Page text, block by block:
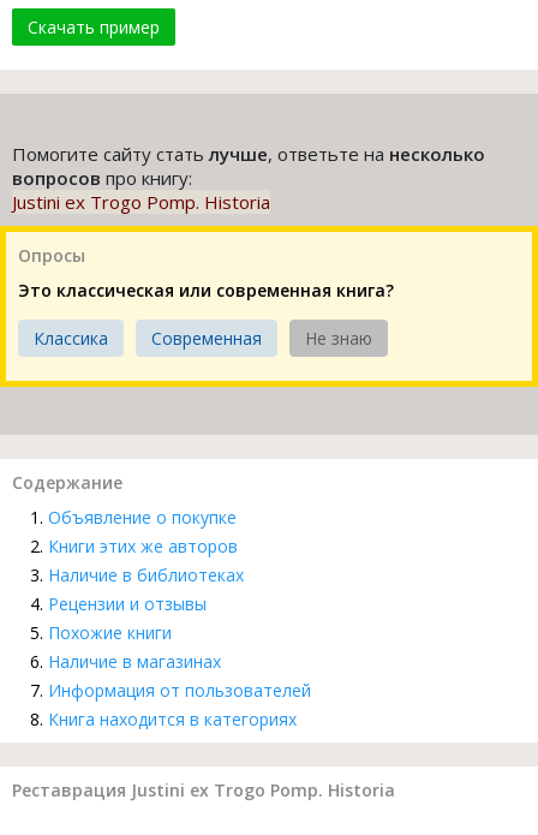
Скачать пример
Помогите сайту статьлучше, ответьте на несколько
вопросов про книгу:
Justini ex Trogo Pomp. Historia
Опросы
Это классическая или современная книга?
Классика Современная Не знаю
Содержание
Объявление о покупке
Книги этих же авторов
Наличие в библиотеках
Рецензии и отзывы
Похожие книги
Наличие в магазинах
Информация от пользователей
Книга находится в категориях
Реставрация Justini ex Trogo Pomp. Historia